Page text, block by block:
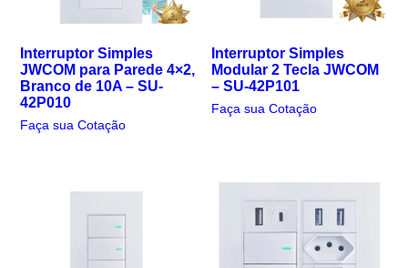
Interruptor Simples
JWCOM para Parede 4×2,
Branco de 10A – SU-
42P010
Faça sua Cotação
Interruptor Simples
Modular 2 Tecla JWCOM
– SU-42P101
Faça sua Cotação